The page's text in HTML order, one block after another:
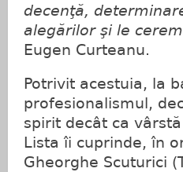
decenţă,
alegărilor şi le
Eugen Curteanu.
Potrivit acestuia, la
profesionalismul,
spirit decât ca
Lista îi cuprinde, în
Gheorghe Scuturici